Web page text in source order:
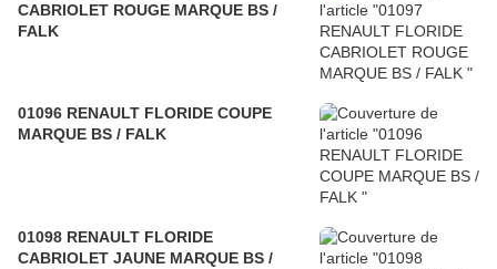
CABRIOLET ROUGE MARQUE BS /
FALK
01096 RENAULT FLORIDE COUPE
MARQUE BS / FALK
01098 RENAULT FLORIDE
CABRIOLET JAUNE MARQUE BS /